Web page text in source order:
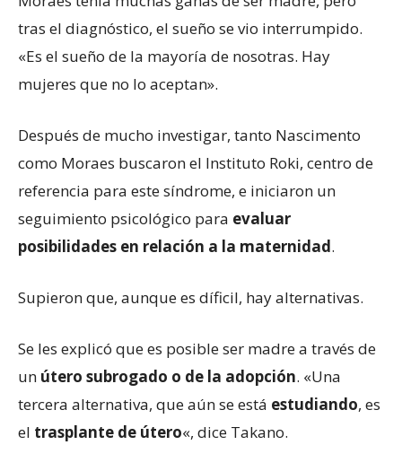
tras el diagnóstico, el sueño se vio interrumpido.
«Es el sueño de la mayoría de nosotras. Hay
mujeres que no lo aceptan».
Después de mucho investigar, tanto Nascimento
como Moraes buscaron el Instituto Roki, centro de
referencia para este síndrome, e iniciaron un
seguimiento psicológico para evaluar
posibilidades en relación a la maternidad.
Supieron que, aunque es díficil, hay alternativas.
Se les explicó que es posible ser madre a través de
un útero subrogado o de la adopción. «Una
tercera alternativa, que aún se está estudiando, es
el trasplante de útero«, dice Takano.